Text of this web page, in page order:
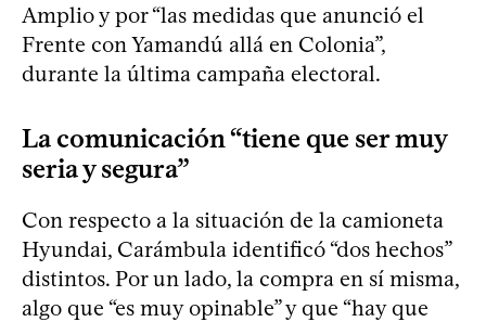
Amplio y por “las medidas que anunció el
Frente con Yamandú allá en Colonia”,
durante la última campaña electoral.
La comunicación “tiene que ser muy
seria y segura”
Con respecto a la situación de la camioneta
Hyundai, Carámbula identificó “dos hechos”
distintos. Por un lado, la compra en sí misma,
algo que “es muy opinable” y que “hay que